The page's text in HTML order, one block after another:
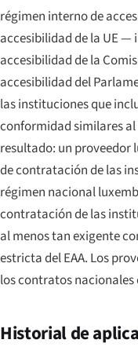
régimen interno de
accesibilidad de la UE —
accesibilidad de la
accesibilidad del
las instituciones que
conformidad similares al
resultado: un proveedor
de contratación de las
régimen nacional
contratación de las
al menos tan exigente
estricta del EAA. Los
los contratos
Historial de